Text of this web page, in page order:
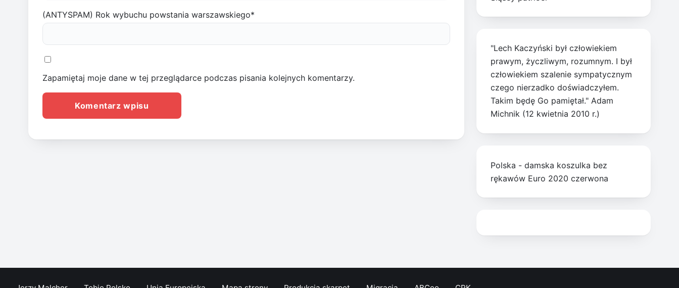
(ANTYSPAM) Rok wybuchu powstania warszawskiego*
Zapamiętaj moje dane w tej przeglądarce podczas pisania kolejnych komentarzy.
"Lech Kaczyński był człowiekiem
prawym, życzliwym, rozumnym. I był
człowiekiem szalenie sympatycznym
czego nierzadko doświadczyłem.
Takim będę Go pamiętał." Adam
Michnik (12 kwietnia 2010 r.)
Polska - damska koszulka bez
rękawów Euro 2020 czerwona